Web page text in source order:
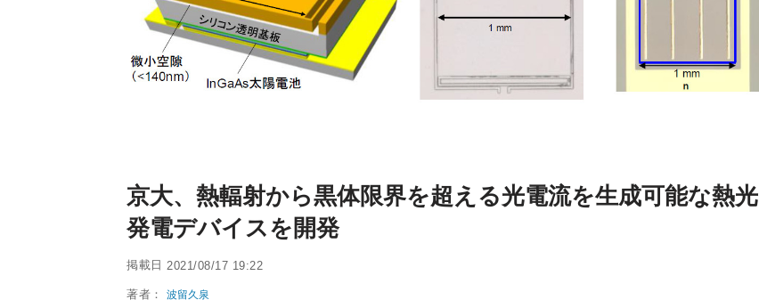
京大、熱輻射から黒体限界を超える光電流を生成可能な熱光
発電デバイスを開発
掲載日 2021/08/17 19:22
著者：波留久泉